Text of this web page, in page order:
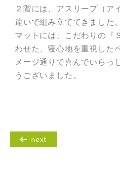
２階には、アスリープ（ア
違いで組み立ててきました。
マットには、こだわりの『
わせた、寝心地を重視した
メージ通りで喜んでいらっ
うございました。
next